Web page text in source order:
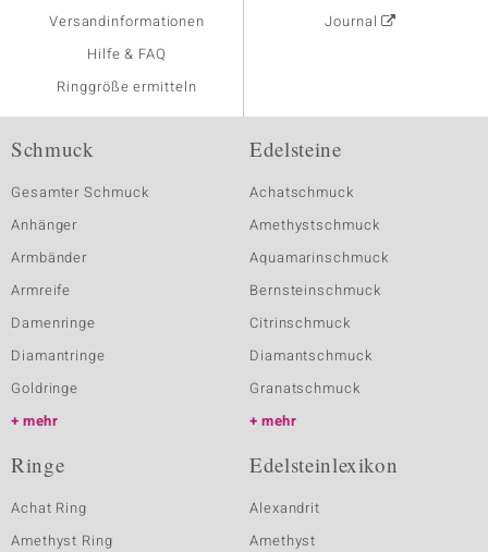
Versandinformationen
Hilfe & FAQ
Ringgröße ermitteln
Journal
Schmuck
Gesamter Schmuck
Anhänger
Armbänder
Armreife
Damenringe
Diamantringe
Goldringe
mehr
Edelsteine
Achatschmuck
Amethystschmuck
Aquamarinschmuck
Bernsteinschmuck
Citrinschmuck
Diamantschmuck
Granatschmuck
mehr
Ringe
Achat Ring
Amethyst Ring
Edelsteinlexikon
Alexandrit
Amethyst